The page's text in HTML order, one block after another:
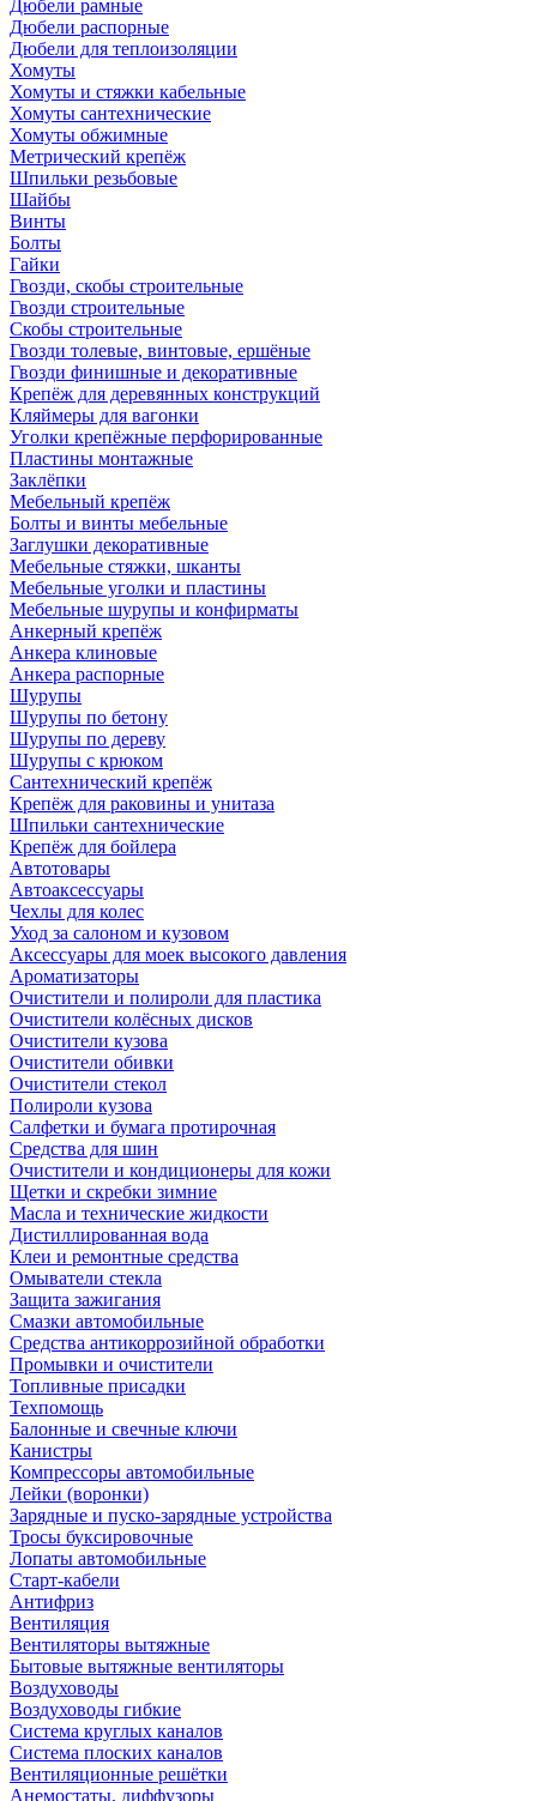
Дюбели рамные
Дюбели распорные
Дюбели для теплоизоляции
Хомуты
Хомуты и стяжки кабельные
Хомуты сантехнические
Хомуты обжимные
Метрический крепёж
Шпильки резьбовые
Шайбы
Винты
Болты
Гайки
Гвозди, скобы строительные
Гвозди строительные
Скобы строительные
Гвозди толевые, винтовые, ершёные
Гвозди финишные и декоративные
Крепёж для деревянных конструкций
Кляймеры для вагонки
Уголки крепёжные перфорированные
Пластины монтажные
Заклёпки
Мебельный крепёж
Болты и винты мебельные
Заглушки декоративные
Мебельные стяжки, шканты
Мебельные уголки и пластины
Мебельные шурупы и конфирматы
Анкерный крепёж
Анкера клиновые
Анкера распорные
Шурупы
Шурупы по бетону
Шурупы по дереву
Шурупы с крюком
Сантехнический крепёж
Крепёж для раковины и унитаза
Шпильки сантехнические
Крепёж для бойлера
Автотовары
Автоаксессуары
Чехлы для колес
Уход за салоном и кузовом
Аксессуары для моек высокого давления
Ароматизаторы
Очистители и полироли для пластика
Очистители колёсных дисков
Очистители кузова
Очистители обивки
Очистители стекол
Полироли кузова
Салфетки и бумага протирочная
Средства для шин
Очистители и кондиционеры для кожи
Щетки и скребки зимние
Масла и технические жидкости
Дистиллированная вода
Клеи и ремонтные средства
Омыватели стекла
Защита зажигания
Смазки автомобильные
Средства антикоррозийной обработки
Промывки и очистители
Топливные присадки
Техпомощь
Балонные и свечные ключи
Канистры
Компрессоры автомобильные
Лейки (воронки)
Зарядные и пуско-зарядные устройства
Тросы буксировочные
Лопаты автомобильные
Старт-кабели
Антифриз
Вентиляция
Вентиляторы вытяжные
Бытовые вытяжные вентиляторы
Воздуховоды
Воздуховоды гибкие
Система круглых каналов
Система плоских каналов
Вентиляционные решётки
Анемостаты, диффузоры